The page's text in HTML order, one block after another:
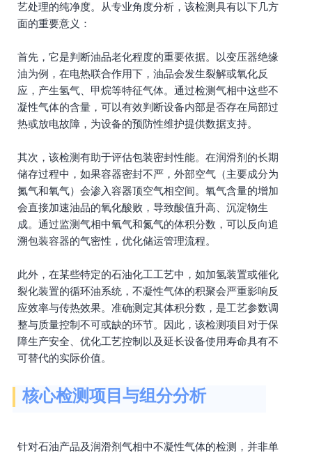
艺处理的纯净度。从专业角度分析，该检测具有以下几方
面的重要意义：
首先，它是判断油品老化程度的重要依据。以变压器绝缘
油为例，在电热联合作用下，油品会发生裂解或氧化反
应，产生氢气、甲烷等特征气体。通过检测气相中这些不
凝性气体的含量，可以有效判断设备内部是否存在局部过
热或放电故障，为设备的预防性维护提供数据支持。
其次，该检测有助于评估包装密封性能。在润滑剂的长期
储存过程中，如果容器密封不严，外部空气（主要成分为
氮气和氧气）会渗入容器顶空气相空间。氧气含量的增加
会直接加速油品的氧化酸败，导致酸值升高、沉淀物生
成。通过监测气相中氧气和氮气的体积分数，可以反向追
溯包装容器的气密性，优化储运管理流程。
此外，在某些特定的石油化工工艺中，如加氢装置或催化
裂化装置的循环油系统，不凝性气体的积聚会严重影响反
应效率与传热效果。准确测定其体积分数，是工艺参数调
整与质量控制不可或缺的环节。因此，该检测项目对于保
障生产安全、优化工艺控制以及延长设备使用寿命具有不
可替代的实际价值。
核心检测项目与组分分析
针对石油产品及润滑剂气相中不凝性气体的检测，并非单